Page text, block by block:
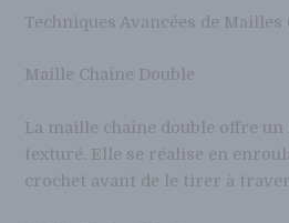
Techniques Avancées de Mailles
Maille Chaîne Double
La maille chaîne double offre
texturé. Elle se réalise en
crochet avant de le tirer à